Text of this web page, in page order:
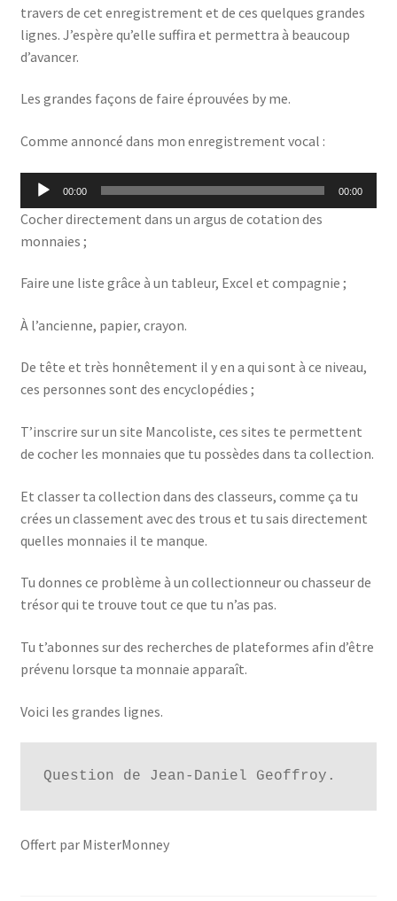
travers de cet enregistrement et de ces quelques grandes
lignes. J’espère qu’elle suffira et permettra à beaucoup
d’avancer.
Les grandes façons de faire éprouvées by me.
Comme annoncé dans mon enregistrement vocal :
Lecteur
audio
00:00 00:00
Cocher directement dans un argus de cotation des
monnaies ;
Faire une liste grâce à un tableur, Excel et compagnie ;
À l’ancienne, papier, crayon.
De tête et très honnêtement il y en a qui sont à ce niveau,
ces personnes sont des encyclopédies ;
T’inscrire sur un site Mancoliste, ces sites te permettent
de cocher les monnaies que tu possèdes dans ta collection.
Et classer ta collection dans des classeurs, comme ça tu
crées un classement avec des trous et tu sais directement
quelles monnaies il te manque.
Tu donnes ce problème à un collectionneur ou chasseur de
trésor qui te trouve tout ce que tu n’as pas.
Tu t’abonnes sur des recherches de plateformes afin d’être
prévenu lorsque ta monnaie apparaît.
Voici les grandes lignes.
Question de Jean-Daniel Geoffroy.
Offert par MisterMonney